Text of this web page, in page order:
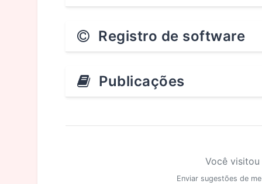
Registro de software
Publicações
Você
Enviar sugestões de